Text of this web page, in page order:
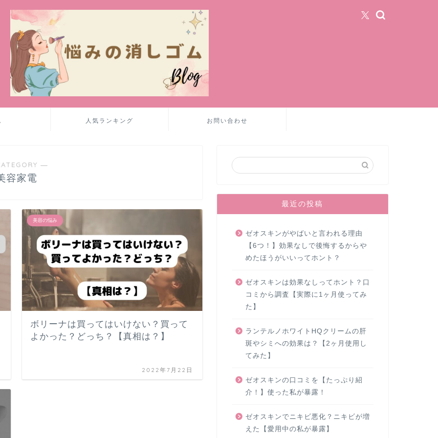
人気ランキング お問い合わせ
―
容家電
美容の悩み
ボリーナは買ってはいけない？買って
よかった？どっち？【真相は？】
2022年7月22日
最近の投稿
ゼオスキンがやばいと言われる理由
【6つ！】効果なしで後悔するからや
めたほうがいいってホント？
ゼオスキンは効果なしってホント？口
コミから調査【実際に1ヶ月使ってみ
た】
ランテルノホワイトHQクリームの肝
斑やシミへの効果は？【2ヶ月使用し
てみた】
ゼオスキンの口コミを【たっぷり紹
介！】使った私が暴露！
ゼオスキンでニキビ悪化？ニキビが増
えた【愛用中の私が暴露】